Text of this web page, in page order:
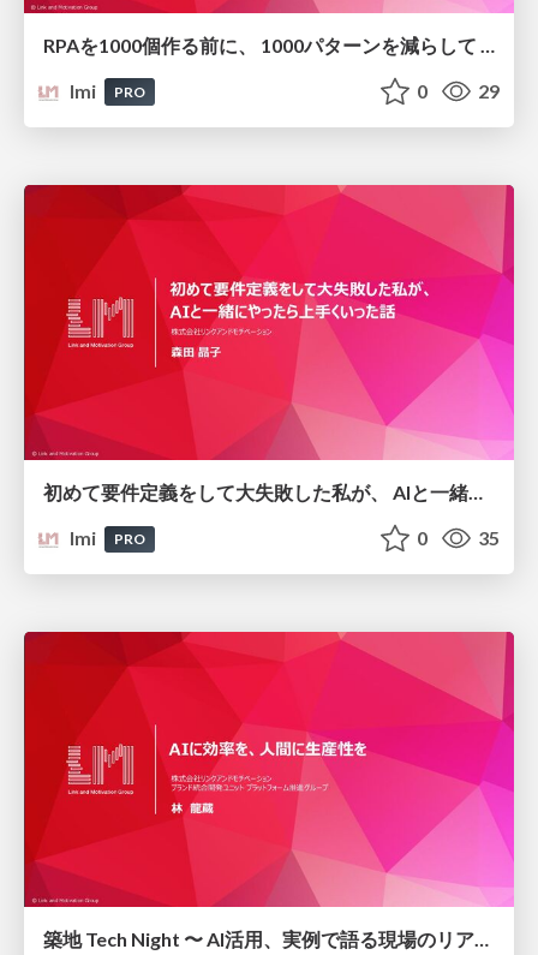
lmi
PRO 0 29
初めて要件定義をして大失敗した私が、 AIと一緒にやったら上手くいった話
lmi
PRO 0 35
築地 Tech Night 〜 AI活用、実例で語る現場のリアル 〜/ai-efficiency-human-productivity_link-and-motivation